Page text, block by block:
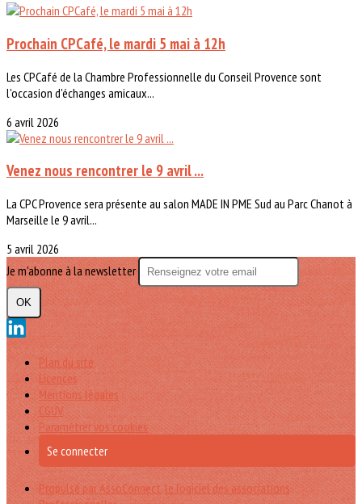
Prochain CPCafé, le mardi 5 mai à 12h
Les CPCafé de la Chambre Professionnelle du Conseil Provence sont
l'occasion d'échanges amicaux...
6 avril 2026
Venez nous rencontrer le 9 avril ...
La CPC Provence sera présente au salon MADE IN PME Sud au Parc Chanot à
Marseille le 9 avril...
5 avril 2026
Je m'abonne à la newsletter
OK
Plan du site
Licences
Mentions légales
CGUV
Paramétrer vos cookies
Se connecter
Propulsé par AssoConnect, le logiciel des associations